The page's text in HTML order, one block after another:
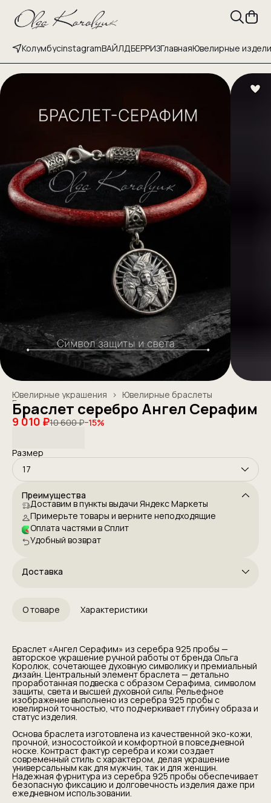
КолумбусinstagramВАЙЛДБЕРРИЗГлавнаяЮвелирные
Ювелирные браслеты
Ювелирные украшения ›
Главная
Браслет серебро Ангел Серафим
9 010 ₽10 600 ₽−15%
Размер
17
Преимущества
Доставим в пункты выдачи Яндекс Маркеты
Примерьте товары и верните неподходящие
Оплата частями в Сплит
Удобный возврат
Доставка
О товаре Характеристики
Браслет «Ангел Серафим» из серебра 925 пробы —
авторское украшение ручной работы от бренда Ольга
Королюк, сочетающее духовную символику и премиальный
дизайн. Центральный элемент браслета — детально
проработанная подвеска с образом Серафима, символом
защиты, света и высшей духовной силы. Рельефное
изображение выполнено из серебра 925 пробы с
ювелирной точностью, что подчеркивает глубину образа и
статус изделия.
Основа браслета изготовлена из качественной эко-кожи,
прочной, износостойкой и комфортной в повседневной
носке. Контраст фактур серебра и кожи создает
современный стиль с характером, делая украшение
универсальным как для мужчин, так и для женщин.
Надежная фурнитура из серебра 925 пробы обеспечивает
безопасную фиксацию и долговечность изделия даже при
ежедневном использовании.